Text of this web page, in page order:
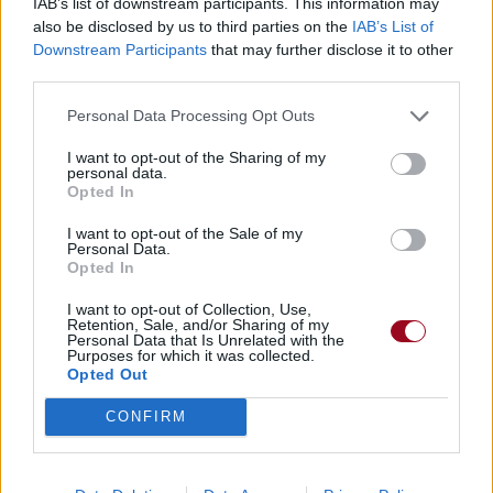
also be disclosed by us to third parties on the IAB’s List of
Downstream Participants that may further disclose it to other
Personal Data Processing Opt Outs
I want to opt-out of the Sharing of my
personal data.
Opted In
I want to opt-out of the Sale of my
Personal Data.
Opted In
I want to opt-out of Collection, Use,
Retention, Sale, and/or Sharing of my
Personal Data that Is Unrelated with the
Purposes for which it was collected.
Opted Out
CONFIRM
Paroles + Traduction Téléchargement
Vidéos
Commentaires
Dire «merci» pour cette traduction Corriger une erreur